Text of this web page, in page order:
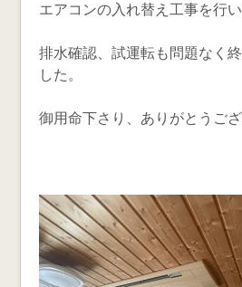
エアコンの入れ替え工事を行い
排水確認、試運転も問題なく
した。
御用命下さり、ありがとうござ